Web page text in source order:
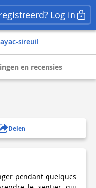
Log in
sireuil
en recensies
Delen
pendant quelques